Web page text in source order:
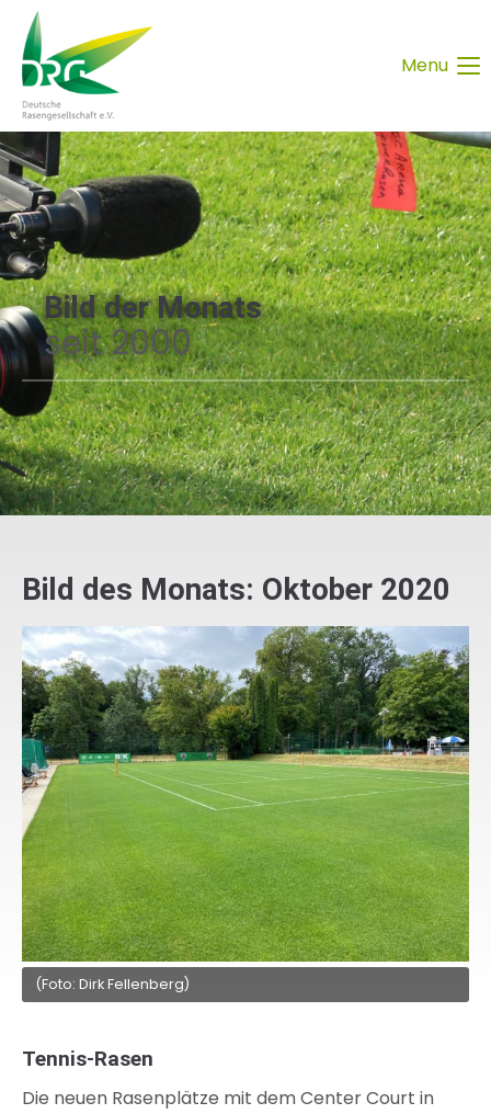
Menu
Bild der Monats
seit 2000
Bild des Monats: Oktober 2020
(Foto: Dirk Fellenberg)
Tennis-Rasen
Die neuen Rasenplätze mit dem Center Court in